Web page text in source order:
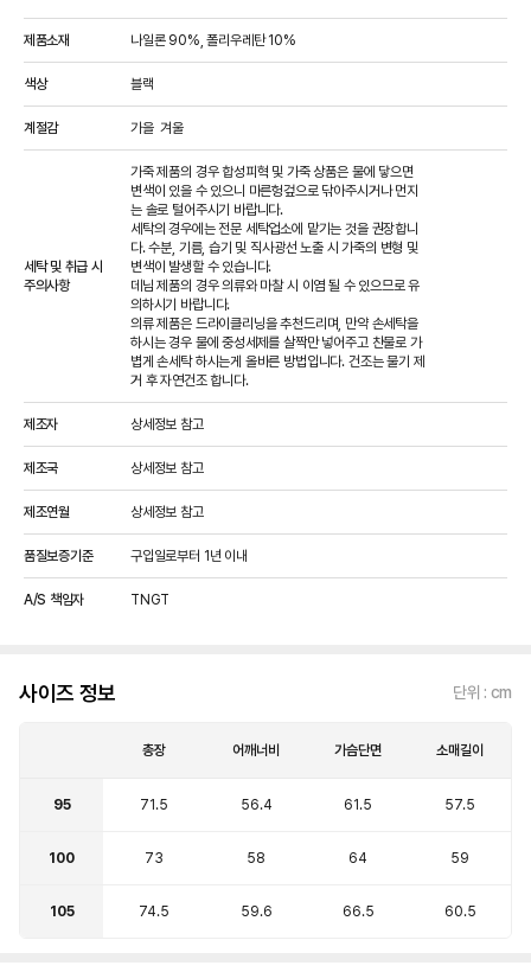
제품소재 나일론 90%, 폴리우레탄 10%
색상 블랙
계절감 가을 겨울
세탁 및 취급 시
주의사항
가죽 제품의 경우 합성피혁 및 가죽 상품은 물에 닿으면
변색이 있을 수 있으니 마른헝겊으로 닦아주시거나 먼지
는 솔로 털어주시기 바랍니다.
세탁의 경우에는 전문 세탁업소에 맡기는 것을 권장합니
다. 수분, 기름, 습기 및 직사광선 노출 시 가죽의 변형 및
변색이 발생할 수 있습니다.
데님 제품의 경우 의류와 마찰 시 이염 될 수 있으므로 유
의하시기 바랍니다.
의류 제품은 드라이클리닝을 추천드리며, 만약 손세탁을
하시는 경우 물에 중성세제를 살짝만 넣어주고 찬물로 가
볍게 손세탁 하시는게 올바른 방법입니다. 건조는 물기 제
거 후 자연건조 합니다.
제조자 상세정보 참고
제조국 상세정보 참고
제조연월 상세정보 참고
품질보증기준 구입일로부터 1년 이내
A/S 책임자 TNGT
사이즈 정보 단위 : cm
총장 어깨너비 가슴단면 소매길이
95 71.5 56.4 61.5 57.5
100 73 58 64 59
105 74.5 59.6 66.5 60.5